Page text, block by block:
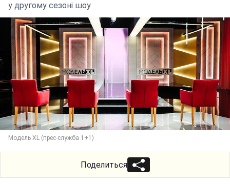
у другому сезоні шоу
Модель XL (прес-служба 1+1)
Поделиться